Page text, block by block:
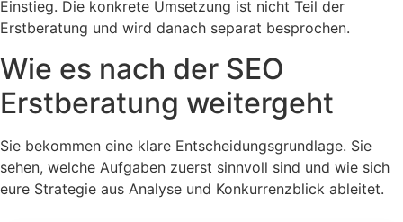
Einstieg. Die konkrete Umsetzung ist nicht Teil der
Erstberatung und wird danach separat besprochen.
Wie es nach der SEO
Erstberatung weitergeht
Sie bekommen eine klare Entscheidungsgrundlage. Sie
sehen, welche Aufgaben zuerst sinnvoll sind und wie sich
eure Strategie aus Analyse und Konkurrenzblick ableitet.